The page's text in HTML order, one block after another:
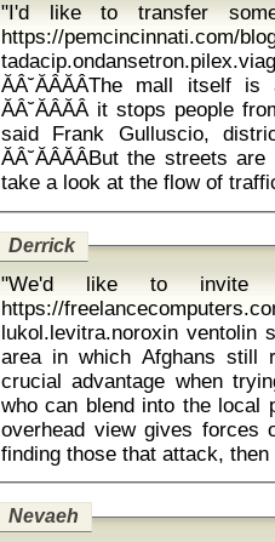
"I'd like to transfer
https://pemcincinnati.com/
ĂÂ˘ĂÂĂÂThe mall
ĂÂ˘ĂÂĂÂ it stops people
said Frank Gulluscio,
ĂÂ˘ĂÂĂÂBut the
Derrick
"We'd like to invite
https://
lukol.levitra.noroxin ventolin
area in which Afghans
crucial advantage when
who can blend into the local
overhead view gives forces
Nevaeh